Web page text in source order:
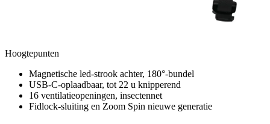
Hoogtepunten
Magnetische led-strook achter, 180°-bundel
USB-C-oplaadbaar, tot 22 u knipperend
16 ventilatieopeningen, insectennet
Fidlock-sluiting en Zoom Spin nieuwe generatie